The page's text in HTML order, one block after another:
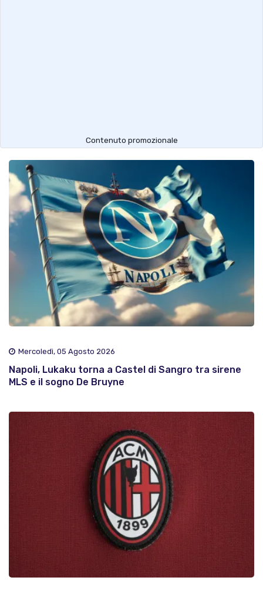
Contenuto promozionale
Mercoledì, 05 Agosto 2026
Napoli, Lukaku torna a Castel di Sangro tra sirene
MLS e il sogno De Bruyne